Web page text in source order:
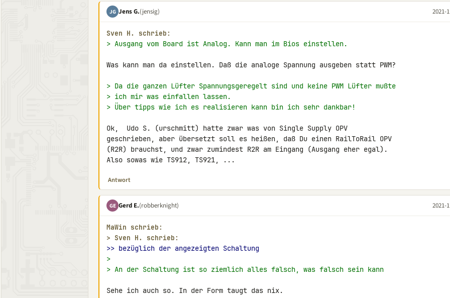
JG Jens G.(jensig) 2021-
Sven H. schrieb:
> Ausgang vom Board ist Analog. Kann man im Bios einstellen.
Was kann man da einstellen. Daß die analoge Spannung ausgeben statt PWM?
> Da die ganzen Lüfter Spannungsgeregelt sind und keine PWM Lüfter mußte
> ich mir was einfallen lassen.
> Über tipps wie ich es realisieren kann bin ich sehr dankbar!
Ok,  Udo S. (urschmitt) hatte zwar was von Single Supply OPV
geschrieben, aber übersetzt soll es heißen, daß Du einen RailToRail OPV
(R2R) brauchst, und zwar zumindest R2R am Eingang (Ausgang eher egal).
Also sowas wie TS912, TS921, ...
Antwort
GE Gerd E.(robberknight) 2021-
MaWin schrieb:
> Sven H. schrieb:
>> bezüglich der angezeigten Schaltung
>
> An der Schaltung ist so ziemlich alles falsch, was falsch sein kann
Sehe ich auch so. In der Form taugt das nix.